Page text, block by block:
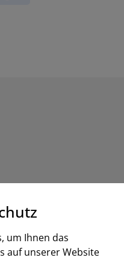
um Ihnen das
auf unserer Website